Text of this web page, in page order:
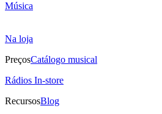
Música
Na loja
PreçosCatálogo musical
Rádios In-store
RecursosBlog